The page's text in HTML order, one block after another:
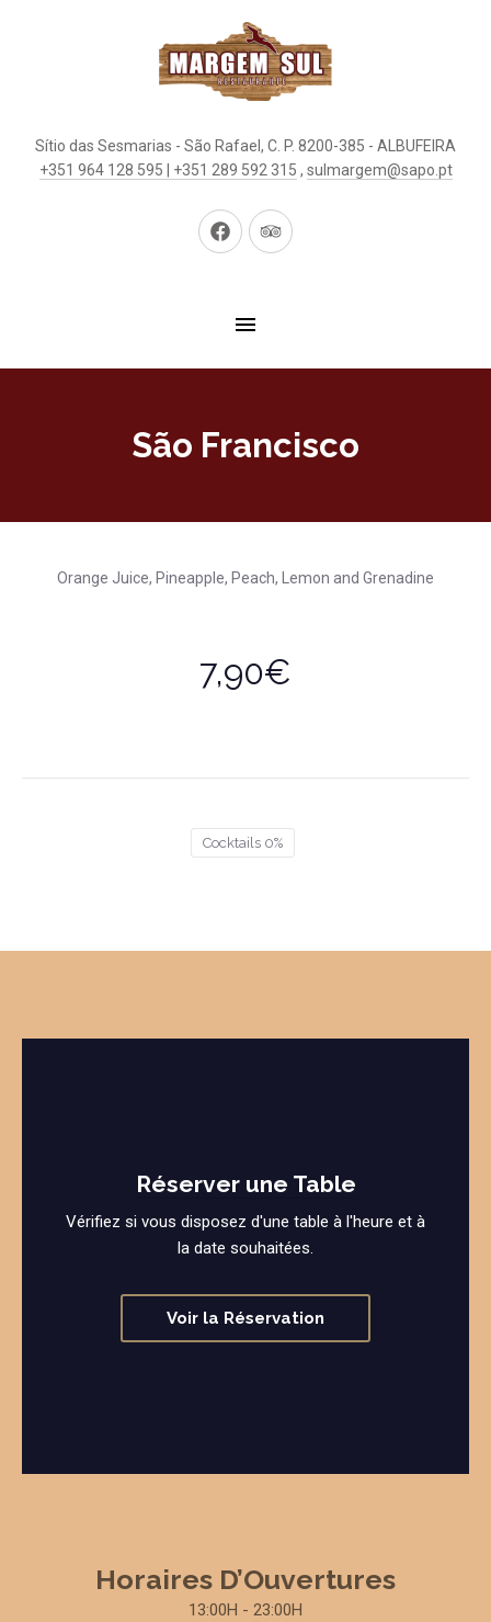
Sítio das Sesmarias - São Rafael, C. P. 8200-385 - ALBUFEIRA
+351 964 128 595 | +351 289 592 315 , sulmargem@sapo.pt
New
New
São Francisco
Orange Juice, Pineapple, Peach, Lemon and Grenadine
7,90€
Cocktails 0%
Réserver une Table
Vérifiez si vous disposez d'une table à l'heure et à
la date souhaitées.
Voir la Réservation
Horaires D’Ouvertures
13:00H - 23:00H